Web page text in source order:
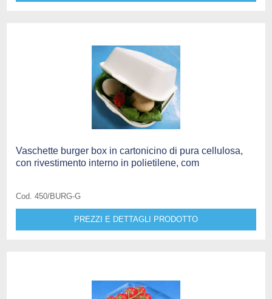
Vaschette burger box in cartonicino di pura cellulosa,
con rivestimento interno in polietilene, com
Cod. 450/BURG-G
PREZZI E DETTAGLI PRODOTTO